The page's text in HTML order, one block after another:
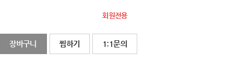
회원전용
장바구니 찜하기 1:1문의